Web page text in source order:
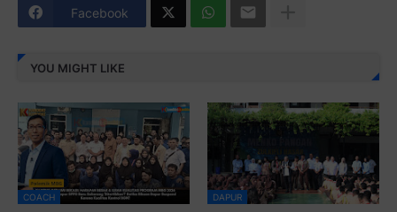
Facebook
YOU MIGHT LIKE
COACH DAPUR